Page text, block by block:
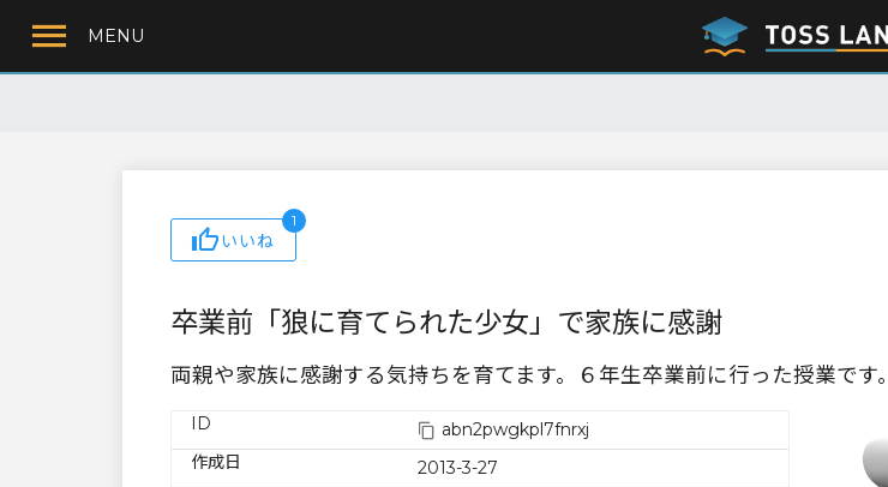
MENU
いいね
1
卒業前「狼に育てられた少女」で家族に感謝
両親や家族に感謝する気持ちを育てます。６年生卒業前に行った授業です。
ID
abn2pwgkpl7fnrxj
作成日
2013-3-27